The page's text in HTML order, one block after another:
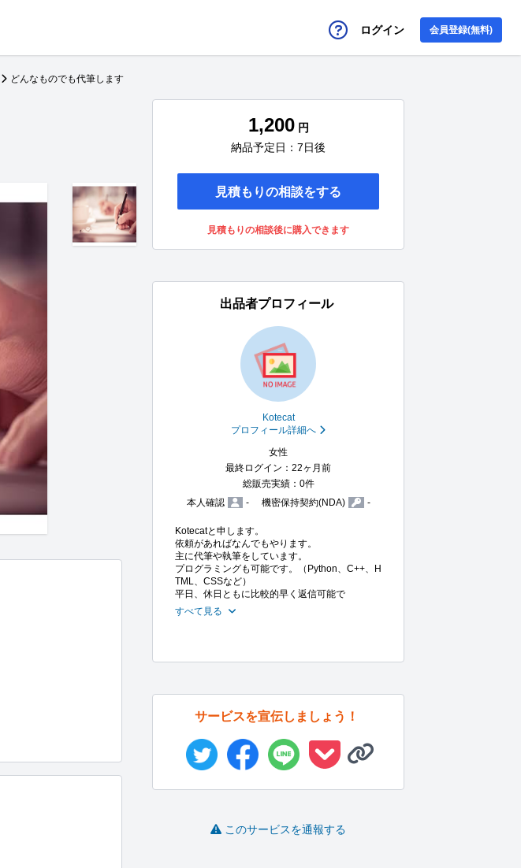
ログイン 会員登録(無料)
どんなものでも代筆します
1,200 円
納品予定日：7日後
見積もりの相談をする
見積もりの相談後に購入できます
出品者プロフィール
Kotecat
プロフィール詳細へ
女性
最終ログイン：22ヶ月前
総販売実績：0件
本人確認
- 機密保持契約(NDA) -
Kotecatと申します。
依頼があればなんでもやります。
主に代筆や執筆をしています。
プログラミングも可能です。（Python、C++、H
TML、CSSなど）
平日、休日ともに比較的早く返信可能で
すべて見る
サービスを宣伝しましょう！
このサービスを通報する